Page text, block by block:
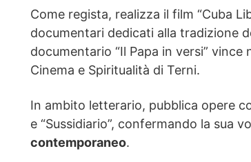
Come regista, realizza il film “Cuba
documentari dedicati alla tradizione
documentario “Il Papa in versi” vince
Cinema e Spiritualità di Terni.
In ambito letterario, pubblica opere
e “Sussidiario”, confermando la sua
contemporaneo.